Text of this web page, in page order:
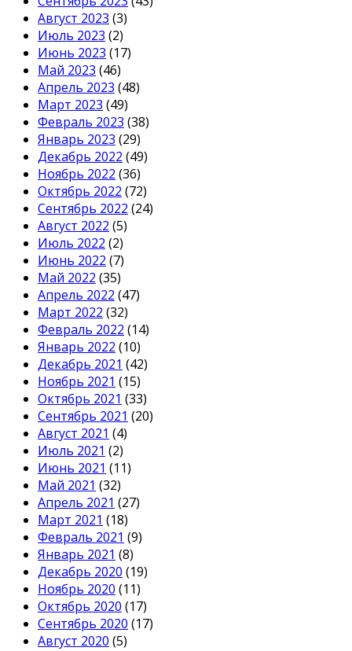
Август 2023 (3)
Июль 2023 (2)
Июнь 2023 (17)
Май 2023 (46)
Апрель 2023 (48)
Март 2023 (49)
Февраль 2023 (38)
Январь 2023 (29)
Декабрь 2022 (49)
Ноябрь 2022 (36)
Октябрь 2022 (72)
Сентябрь 2022 (24)
Август 2022 (5)
Июль 2022 (2)
Июнь 2022 (7)
Май 2022 (35)
Апрель 2022 (47)
Март 2022 (32)
Февраль 2022 (14)
Январь 2022 (10)
Декабрь 2021 (42)
Ноябрь 2021 (15)
Октябрь 2021 (33)
Сентябрь 2021 (20)
Август 2021 (4)
Июль 2021 (2)
Июнь 2021 (11)
Май 2021 (32)
Апрель 2021 (27)
Март 2021 (18)
Февраль 2021 (9)
Январь 2021 (8)
Декабрь 2020 (19)
Ноябрь 2020 (11)
Октябрь 2020 (17)
Сентябрь 2020 (17)
Август 2020 (5)